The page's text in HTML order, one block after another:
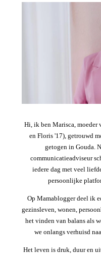
Hi, ik ben Marisca, moeder
en Floris '17), getrouwd
getogen in Gouda.
communicatieadviseur
iedere dag met veel
persoonlijke
Op Mamablogger deel ik
gezinsleven, wonen,
het vinden van balans als
we onlangs verhuisd
Het leven is druk, duur en